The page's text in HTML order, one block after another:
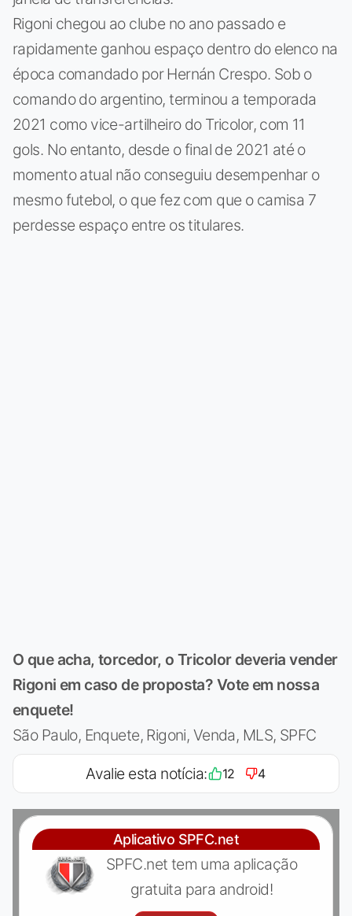
Rigoni chegou ao clube no ano passado e
rapidamente ganhou espaço dentro do elenco na
época comandado por Hernán Crespo. Sob o
comando do argentino, terminou a temporada
2021 como vice-artilheiro do Tricolor, com 11
gols. No entanto, desde o final de 2021 até o
momento atual não conseguiu desempenhar o
mesmo futebol, o que fez com que o camisa 7
perdesse espaço entre os titulares.
O que acha, torcedor, o Tricolor deveria vender
Rigoni em caso de proposta? Vote em nossa
enquete!
São Paulo, Enquete, Rigoni, Venda, MLS, SPFC
Avalie esta notícia: 12 4
Aplicativo SPFC.net
SPFC.net tem uma aplicação
gratuita para android!